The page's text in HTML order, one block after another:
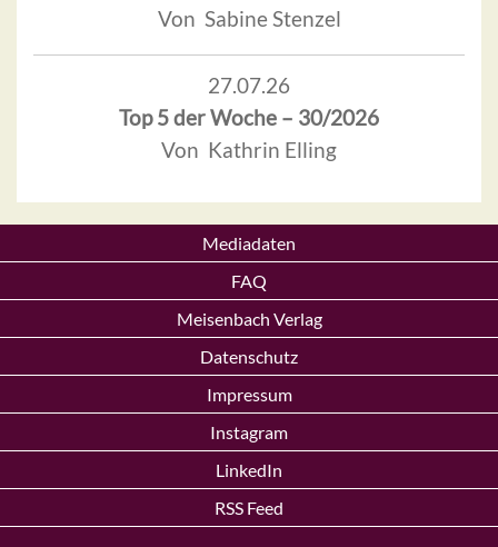
Von Sabine Stenzel
27.07.26
Top 5 der Woche – 30/2026
Von Kathrin Elling
Mediadaten
FAQ
Meisenbach Verlag
Datenschutz
Impressum
Instagram
LinkedIn
RSS Feed